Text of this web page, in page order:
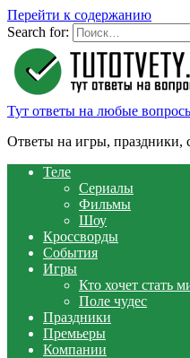
Перейти к содержанию
Search for:
Тут ответы на любые
Ответы на игры, праздники,
Теле
Сериалы
Фильмы
Шоу
Кроссворды
События
Игры
Кто хочет стать
Поле чудес
Праздники
Премьеры
Компании